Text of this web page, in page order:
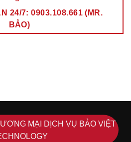
24/7: 0903.108.661 (MR.
BẢO)
MẠI DỊCH VỤ BẢO VIỆT